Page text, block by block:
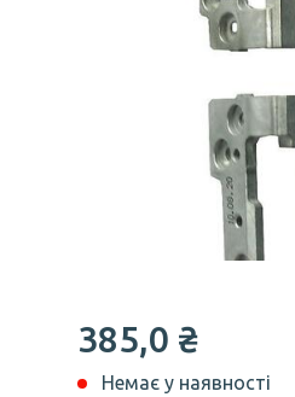
385,0 ₴
Немає у наявності